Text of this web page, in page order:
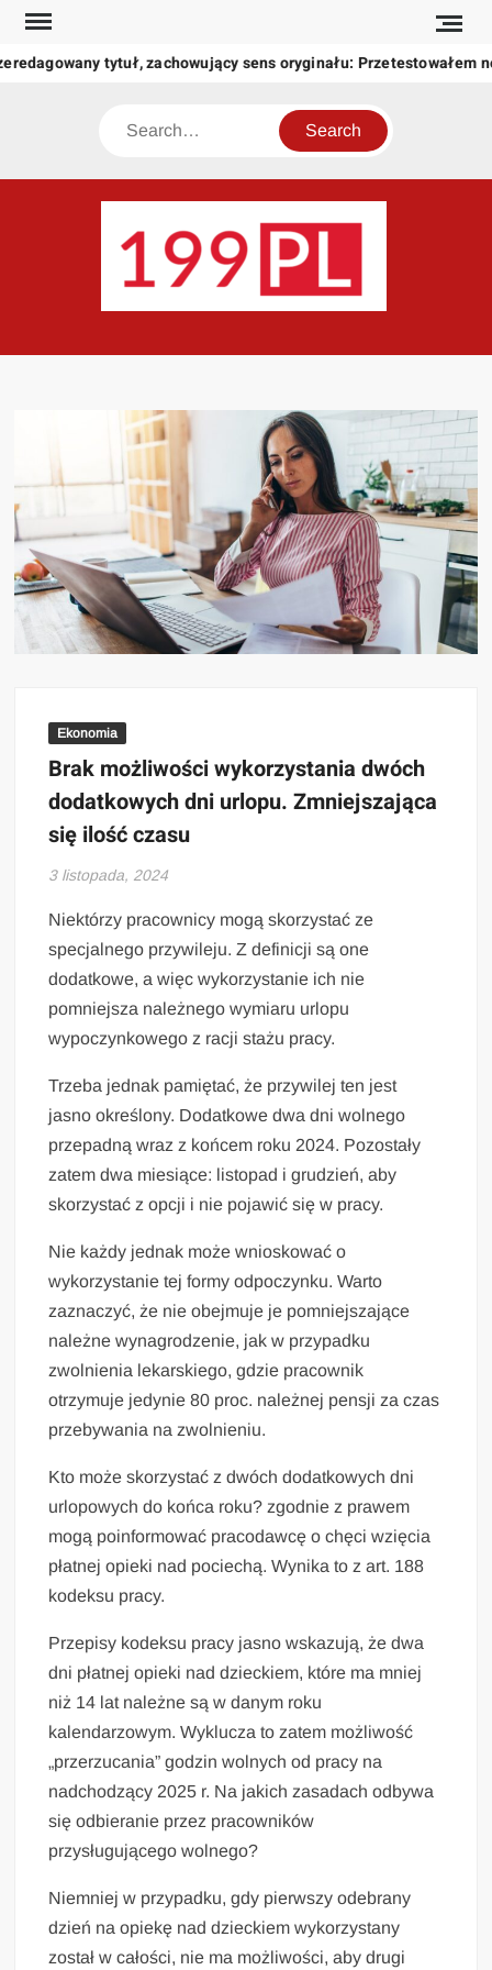
Skip
content
tytuł, zachowujący sens oryginału: Przetestowałem
Search
świat
Ekonomia
Brak możliwości wykorzystania dwóch
dodatkowych dni urlopu. Zmniejszająca
się ilość czasu
3 listopada, 2024
Niektórzy pracownicy mogą skorzystać ze
specjalnego przywileju. Z definicji są one
dodatkowe, a więc wykorzystanie ich nie
pomniejsza należnego wymiaru urlopu
wypoczynkowego z racji stażu pracy.
Trzeba jednak pamiętać, że przywilej ten jest
jasno określony. Dodatkowe dwa dni wolnego
przepadną wraz z końcem roku 2024. Pozostały
zatem dwa miesiące: listopad i grudzień, aby
skorzystać z opcji i nie pojawić się w pracy.
Nie każdy jednak może wnioskować o
wykorzystanie tej formy odpoczynku. Warto
zaznaczyć, że nie obejmuje je pomniejszające
należne wynagrodzenie, jak w przypadku
zwolnienia lekarskiego, gdzie pracownik
otrzymuje jedynie 80 proc. należnej pensji za czas
przebywania na zwolnieniu.
Kto może skorzystać z dwóch dodatkowych dni
urlopowych do końca roku? zgodnie z prawem
mogą poinformować pracodawcę o chęci wzięcia
płatnej opieki nad pociechą. Wynika to z art. 188
kodeksu pracy.
Przepisy kodeksu pracy jasno wskazują, że dwa
dni płatnej opieki nad dzieckiem, które ma mniej
niż 14 lat należne są w danym roku
kalendarzowym. Wyklucza to zatem możliwość
„przerzucania” godzin wolnych od pracy na
nadchodzący 2025 r. Na jakich zasadach odbywa
się odbieranie przez pracowników
przysługującego wolnego?
Niemniej w przypadku, gdy pierwszy odebrany
dzień na opiekę nad dzieckiem wykorzystany
został w całości, nie ma możliwości, aby drugi